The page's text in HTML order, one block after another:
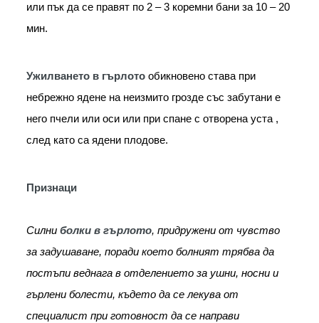
или пък да се правят по 2 – 3 коремни бани за 10 – 20
мин.
Ужилването в гърлото обикновено става при
небрежно ядене на неизмито грозде със забутани е
него пчели или оси или при спане с отворена уста ,
след като са ядени плодове.
Признаци
Силни болки в гърлото, придружени от чувство
за задушаване, поради което болният трябва да
постъпи веднага в отделението за ушни, носни и
гърлени болести, където да се лекува от
специалист при готовност да се направи